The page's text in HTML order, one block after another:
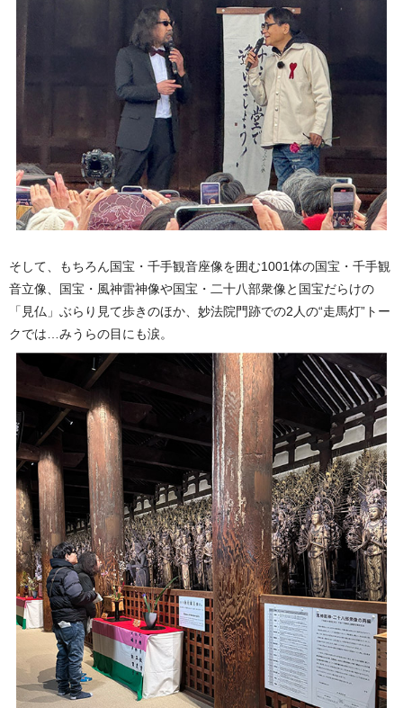
そして、もちろん国宝・千手観音座像を囲む1001体の国宝・千手観
音立像、国宝・風神雷神像や国宝・二十八部衆像と国宝だらけの
「見仏」ぶらり見て歩きのほか、妙法院門跡での2人の“走馬灯”トー
クでは…みうらの目にも涙。